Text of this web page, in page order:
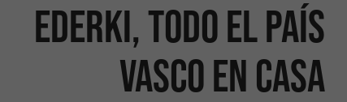
Ederki, todo el País
Vasco en casa